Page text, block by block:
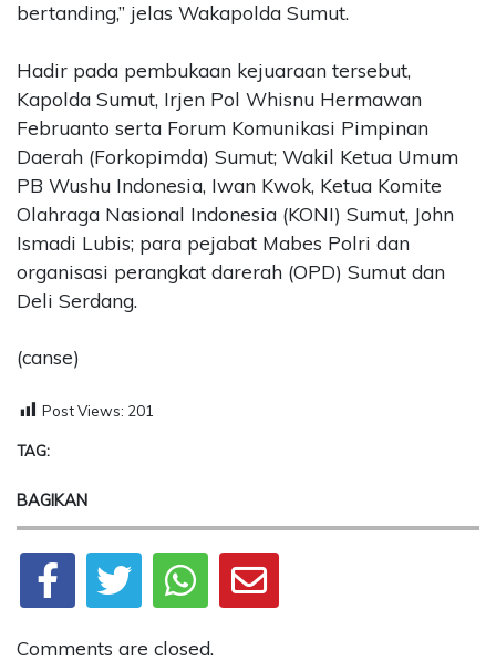
bertanding,” jelas Wakapolda Sumut.
Hadir pada pembukaan kejuaraan tersebut,
Kapolda Sumut, Irjen Pol Whisnu Hermawan
Februanto serta Forum Komunikasi Pimpinan
Daerah (Forkopimda) Sumut; Wakil Ketua Umum
PB Wushu Indonesia, Iwan Kwok, Ketua Komite
Olahraga Nasional Indonesia (KONI) Sumut, John
Ismadi Lubis; para pejabat Mabes Polri dan
organisasi perangkat darerah (OPD) Sumut dan
Deli Serdang.
(canse)
Post Views: 201
TAG:
BAGIKAN
Comments are closed.